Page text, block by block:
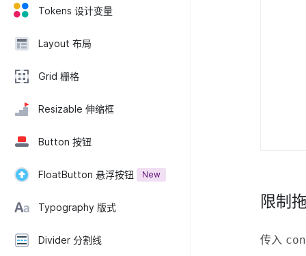
Tokens 设计变量
Layout 布局
Grid 栅格
Resizable 伸缩框
Button 按钮
FloatButton 悬浮按钮 New
Typography 版式
Divider 分割线
限制
传入